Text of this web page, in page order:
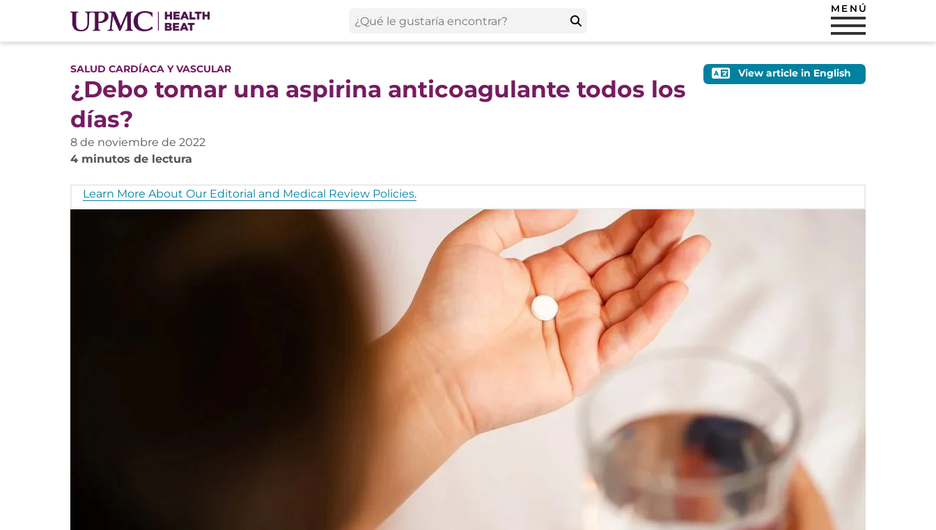
MENÚ
View article in English
SALUD CARDÍACA Y VASCULAR
¿Debo tomar una aspirina anticoagulante todos los
días?
8 de noviembre de 2022
4 minutos de lectura
Learn More About Our Editorial and Medical Review Policies.